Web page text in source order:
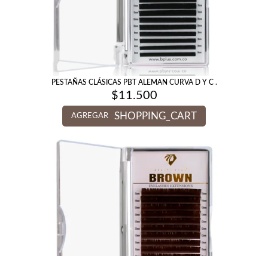
PESTAÑAS CLÁSICAS PBT ALEMAN CURVA D Y C .
$11.500
AGREGAR SHOPPING_CART